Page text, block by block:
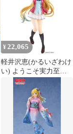
¥ 22,065
軽井沢恵(かるいざわけ
い) ようこそ実力至上
主義の教室へ 1/7 完成
品 フィギュア
KADOKAWA(カドカワ)